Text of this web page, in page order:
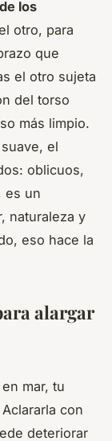
los
otro, para
que
el otro sujeta
del torso
más limpio.
el
oblicuos,
es un
naturaleza y
eso hace la
alargar
mar, tu
con
deteriorar